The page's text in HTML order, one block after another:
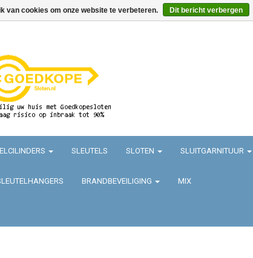
SLEUTELS SLOTEN SLUITGARNITUUR
BRANDBEVEILIGING MIX
van cookies om onze website te verbeteren. Dit bericht verbergen